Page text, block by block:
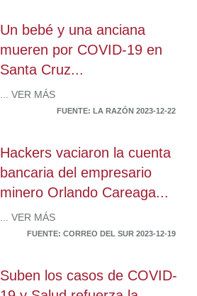
Un bebé y una anciana
mueren por COVID-19 en
Santa Cruz...
... VER MÁS
FUENTE: LA RAZÓN 2023-12-22
Hackers vaciaron la cuenta
bancaria del empresario
minero Orlando Careaga...
... VER MÁS
FUENTE: CORREO DEL SUR 2023-12-19
Suben los casos de COVID-